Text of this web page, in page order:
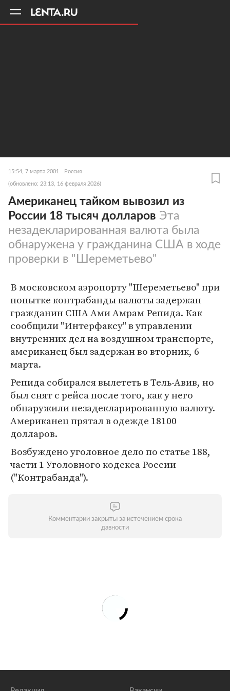
15:54, 7 марта 2001 Россия
(обновлено: 23:13, 16 февраля 2026)
Американец тайком вывозил из
России 18 тысяч долларов Эта
незадекларированная валюта была
обнаружена у гражданина США в ходе
проверки в "Шереметьево"
В московском аэропорту "Шереметьево" при
попытке контрабанды валюты задержан
гражданин США Ами Амрам Репида. Как
сообщили "Интерфаксу" в управлении
внутренних дел на воздушном транспорте,
американец был задержан во вторник, 6
марта.
Репида собирался вылететь в Тель-Авив, но
был снят с рейса после того, как у него
обнаружили незадекларированную валюту.
Американец прятал в одежде 18100
долларов.
Возбуждено уголовное дело по статье 188,
части 1 Уголовного кодекса России
("Контрабанда").
Комментарии закрыты за истечением срока
давности